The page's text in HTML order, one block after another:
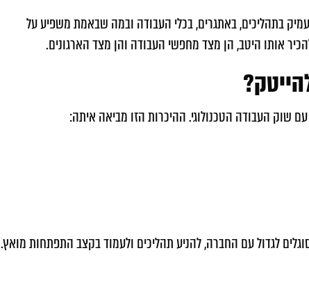
בתהליכים, באתגרים, בכלי העבודה ובמה שבאמת משפיע על
אותו היטב, הן מצד מחפשי העבודה והן מצד הארגונים.
שוק העבודה הטכנולוגי. ההיכרות הזו מביאה איתה:
לגדול עם החברה, להניע תהליכים ולעמוד בקצב התפתחות מואץ.